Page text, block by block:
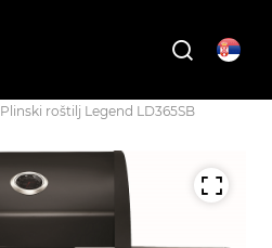
Plinski roštilj Legend LD365SB